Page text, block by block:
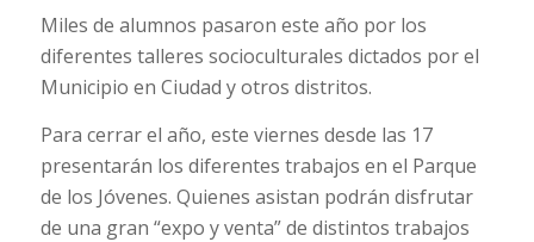
Miles de alumnos pasaron este año por los
diferentes talleres socioculturales dictados por el
Municipio en Ciudad y otros distritos.
Para cerrar el año, este viernes desde las 17
presentarán los diferentes trabajos en el Parque
de los Jóvenes. Quienes asistan podrán disfrutar
de una gran “expo y venta” de distintos trabajos